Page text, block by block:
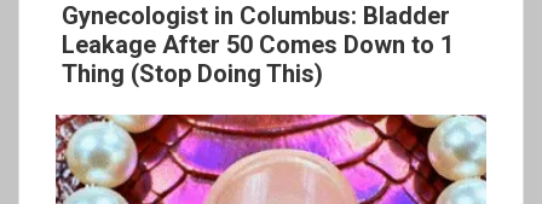
Gynecologist in Columbus: Bladder
Leakage After 50 Comes Down to 1
Thing (Stop Doing This)